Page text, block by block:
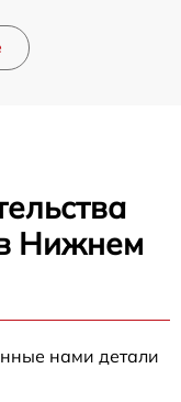
Нижнем
нами детали